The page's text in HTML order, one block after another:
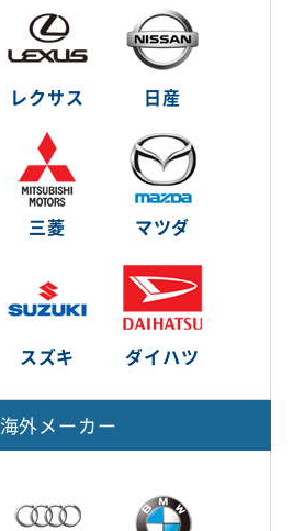
レクサス 日産
三菱 マツダ
スズキ ダイハツ
海外メーカー